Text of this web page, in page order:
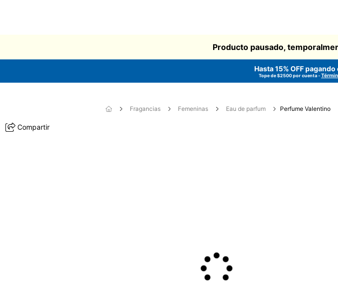
Producto pausado,
Hasta 15% OFF
Tope de $2500 por cuenta -
Fragancias Femeninas Eau de parfum Perfume Valentino
Compartir